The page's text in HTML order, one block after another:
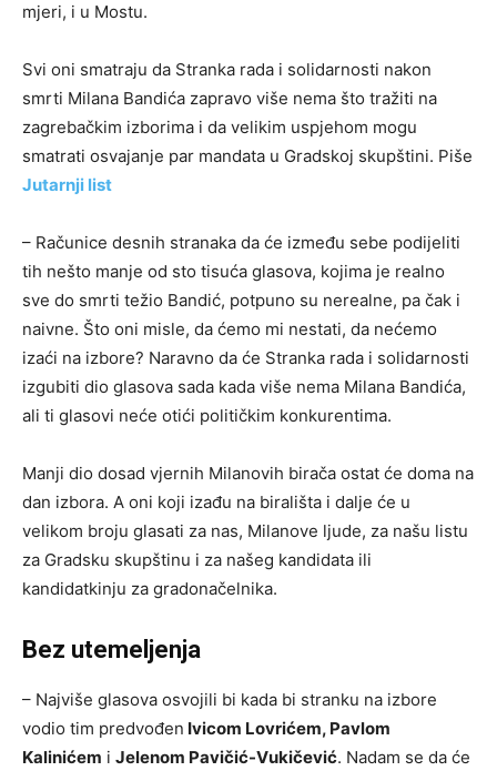
mjeri, i u Mostu.
Svi oni smatraju da Stranka rada i solidarnosti nakon
smrti Milana Bandića zapravo više nema što tražiti na
zagrebačkim izborima i da velikim uspjehom mogu
smatrati osvajanje par mandata u Gradskoj skupštini. Piše
Jutarnji list
– Računice desnih stranaka da će između sebe podijeliti
tih nešto manje od sto tisuća glasova, kojima je realno
sve do smrti težio Bandić, potpuno su nerealne, pa čak i
naivne. Što oni misle, da ćemo mi nestati, da nećemo
izaći na izbore? Naravno da će Stranka rada i solidarnosti
izgubiti dio glasova sada kada više nema Milana Bandića,
ali ti glasovi neće otići političkim konkurentima.
Manji dio dosad vjernih Milanovih birača ostat će doma na
dan izbora. A oni koji izađu na birališta i dalje će u
velikom broju glasati za nas, Milanove ljude, za našu listu
za Gradsku skupštinu i za našeg kandidata ili
kandidatkinju za gradonačelnika.
Bez utemeljenja
– Najviše glasova osvojili bi kada bi stranku na izbore
vodio tim predvođen Ivicom Lovrićem, Pavlom
Kalinićem i Jelenom Pavičić-Vukičević. Nadam se da će